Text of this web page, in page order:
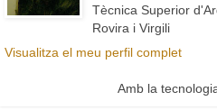
Tècnica Superior
Rovira i Virgili
Visualitza el meu perfil complet
Amb la